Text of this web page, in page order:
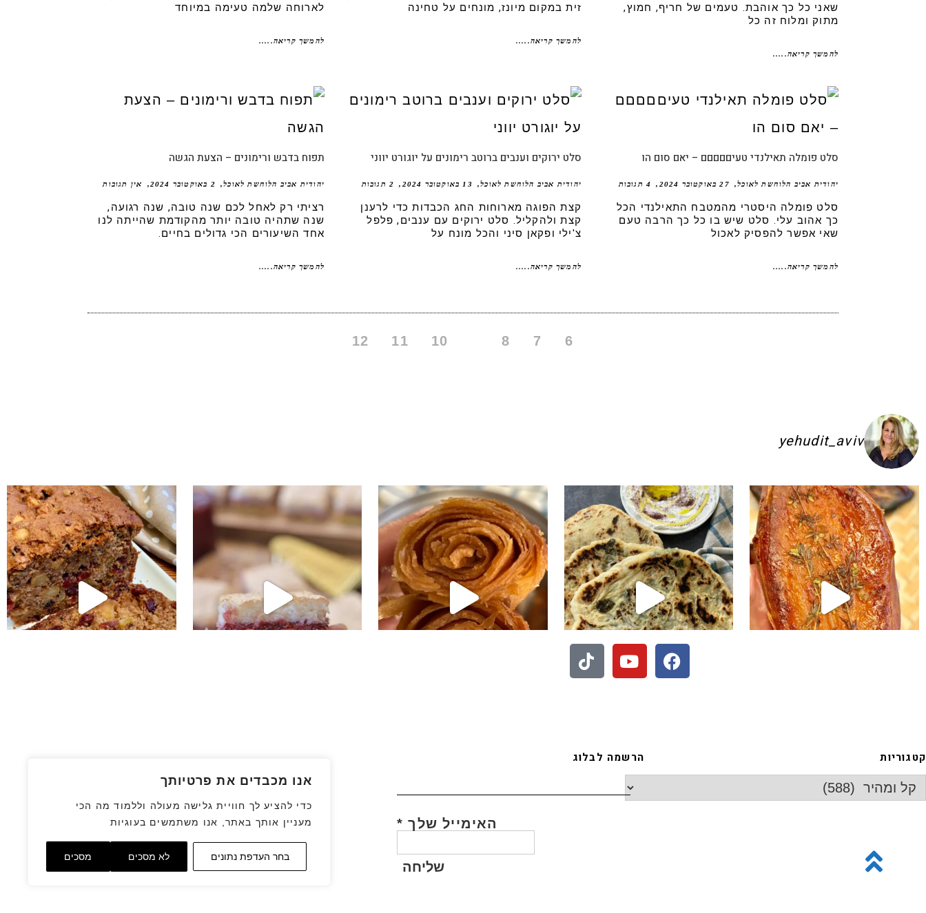
אנו מכבדים את פרטיותך
כדי להציע לך חוויית גלישה מעולה וללמוד מה הכי
מעניין אותך באתר, אנו משתמשים בעוגיות
בחר העדפת נתונים לא מסכים מסכים
שאני כל כך אוהבת. טעמים של חריף, חמוץ,
מתוק ומלוח זה כל
להמשך קריאה.....
זית במקום מיונז, מונחים על טחינה
להמשך קריאה.....
לארוחה שלמה טעימה במיוחד
להמשך קריאה.....
סלט פומלה תאילנדי טעיםםםםם – יאם סום הו
יהודית אביב הלוחשת לאוכל 27 באוקטובר 2024 4 תגובות
סלט פומלה היסטרי מהמטבח התאילנדי הכל
כך אהוב עלי. סלט שיש בו כל כך הרבה טעם
שאי אפשר להפסיק לאכול
להמשך קריאה.....
סלט ירוקים וענבים ברוטב רימונים על יוגורט יווני
יהודית אביב הלוחשת לאוכל 13 באוקטובר 2024 2 תגובות
קצת הפוגה מארוחות החג הכבדות כדי לרענן
קצת ולהקליל. סלט ירוקים עם ענבים, פלפל
צ'ילי ופקאן סיני והכל מונח על
להמשך קריאה.....
תפוח בדבש ורימונים – הצעת הגשה
יהודית אביב הלוחשת לאוכל 2 באוקטובר 2024 אין תגובות
רציתי רק לאחל לכם שנה טובה, שנה רגועה,
שנה שתהיה טובה יותר מהקודמת שהייתה לנו
אחד השיעורים הכי גדולים בחיים.
להמשך קריאה.....
6
7
8
10
11
12
yehudit_aviv
להשקיע בפיתות היסטריות
ג׳חנון תימני אמיתי!! ולא רק בעיני הוא הכי טעים שישלכל חובבי הקוקוס קומו להכין - חיתוכיות ריבה וקוקוס
גם אם אתם צמים מחר וגם אם לא- תכינו אותה!! קערה וכ
קטגוריות הרשמה לבלוג
האימייל שלך *
גלילה